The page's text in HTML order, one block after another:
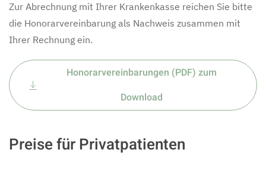
Zur Abrechnung mit Ihrer Krankenkasse reichen Sie bitte
die Honorarvereinbarung als Nachweis zusammen mit
Ihrer Rechnung ein.
Honorarvereinbarungen (PDF) zum
Download
Preise für Privatpatienten